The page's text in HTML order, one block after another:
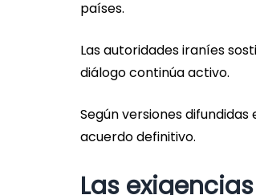
países.
Las autoridades iraníes
diálogo continúa activo.
Según versiones
acuerdo definitivo.
Las